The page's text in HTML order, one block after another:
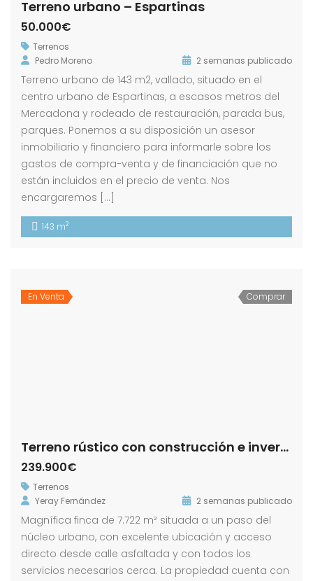
Terreno urbano – Espartinas
50.000€
Terrenos
Pedro Moreno
2 semanas publicado
Terreno urbano de 143 m2, vallado, situado en el
centro urbano de Espartinas, a escasos metros del
Mercadona y rodeado de restauración, parada bus,
parques. Ponemos a su disposición un asesor
inmobiliario y financiero para informarle sobre los
gastos de compra-venta y de financiación que no
están incluidos en el precio de venta. Nos
encargaremos […]
143 m2
En Venta Comprar
Terreno rústico con construcción e invernaderos
239.900€
Terrenos
Yeray Fernández
2 semanas publicado
Magnífica finca de 7.722 m² situada a un paso del
núcleo urbano, con excelente ubicación y acceso
directo desde calle asfaltada y con todos los
servicios necesarios cerca. La propiedad cuenta con